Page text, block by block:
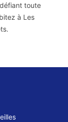
toute
à Les